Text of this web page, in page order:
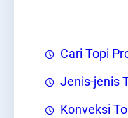
Cari Topi
Jenis-jenis
Konveksi